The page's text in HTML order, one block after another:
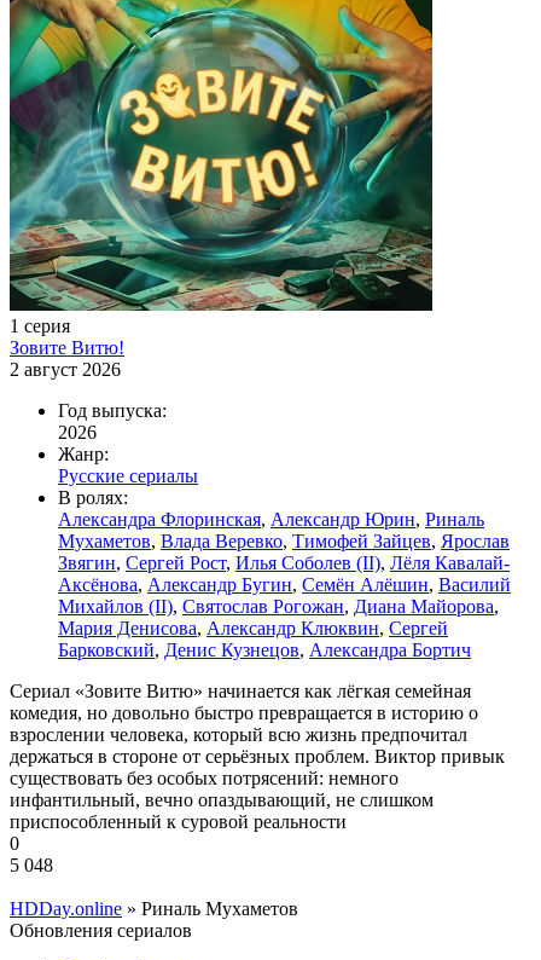
1 серия
Зовите Витю!
2 август 2026
Год выпуска:
2026
Жанр:
Русские сериалы
В ролях:
Александра Флоринская, Александр Юрин, Риналь
Мухаметов, Влада Веревко, Тимофей Зайцев, Ярослав
Звягин, Сергей Рост, Илья Соболев (II), Лёля Кавалай-
Аксёнова, Александр Бугин, Семён Алёшин, Василий
Михайлов (II), Святослав Рогожан, Диана Майорова,
Мария Денисова, Александр Клюквин, Сергей
Барковский, Денис Кузнецов, Александра Бортич
Сериал «Зовите Витю» начинаетcя как лёгкая семейная
комедия, но довольно быстро превращается в историю о
взрослении человека, который всю жизнь предпочитал
держаться в стороне от серьёзных проблем. Виктор привык
существовать без особых потрясений: немного
инфантильный, вечно опаздывающий, не слишком
приспособленный к суровой реальности
0
5 048
HDDay.online » Риналь Мухаметов
Обновления сериалов